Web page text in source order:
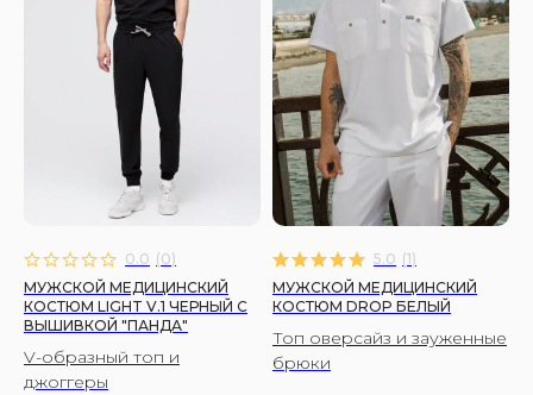
0.0 (0)
МУЖСКОЙ МЕДИЦИНСКИЙ
КОСТЮМ LIGHT V.1 ЧЕРНЫЙ C
ВЫШИВКОЙ "ПАНДА"
V-образный топ и
джоггеры
5.0 (1)
МУЖСКОЙ МЕДИЦИНСКИЙ
КОСТЮМ DROP БЕЛЫЙ
Топ оверсайз и зауженные
брюки